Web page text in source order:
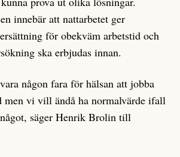
innebär att nattarbetet ger
för obekväm arbetstid och
ska erbjudas innan.
någon fara för hälsan att jobba
men vi vill ändå ha normalvärde ifall
säger Henrik Brolin till